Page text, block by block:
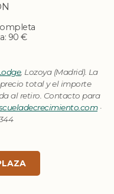
90 €
, Lozoya (Madrid). La
total y el importe
al retiro. Contacto para
·